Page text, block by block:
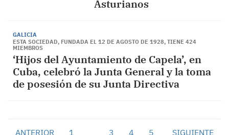
Asturianos
GALICIA
ESTA SOCIEDAD, FUNDADA EL 12 DE AGOSTO DE 1928, TIENE 424
MIEMBROS
‘Hijos del Ayuntamiento de Capela’, en
Cuba, celebró la Junta General y la toma
de posesión de su Junta Directiva
ANTERIOR 1 3 4 5 SIGUIENTE